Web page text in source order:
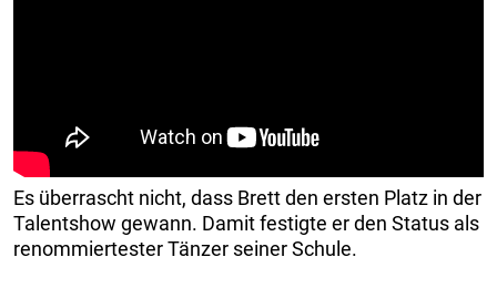
Es überrascht nicht, dass Brett den ersten Platz in der
Talentshow gewann. Damit festigte er den Status als
renommiertester Tänzer seiner Schule.